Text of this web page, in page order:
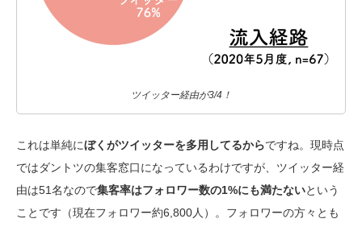
ツイッター経由が3/4！
これは単純にぼくがツイッターを多用してるからですね。現時点
ではダントツの集客窓口になっているわけですが、ツイッター経
由は51名なので集客率はフォロワー数の1%にも満たないという
ことです（現在フォロワー約6,800人）。フォロワーの方々とも